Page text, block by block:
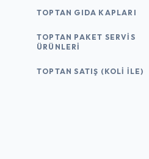
TOPTAN GIDA KAPLARI
TOPTAN PAKET SERVIS
ÜRÜNLERI
TOPTAN SATIŞ (KOLI İLE)